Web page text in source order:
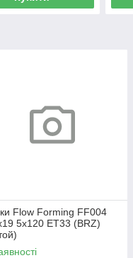
Flow Forming FF004
5x120 ET33 (BRZ)